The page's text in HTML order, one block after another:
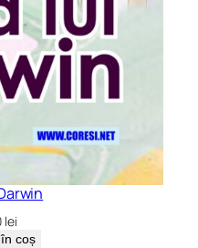
lei
coș